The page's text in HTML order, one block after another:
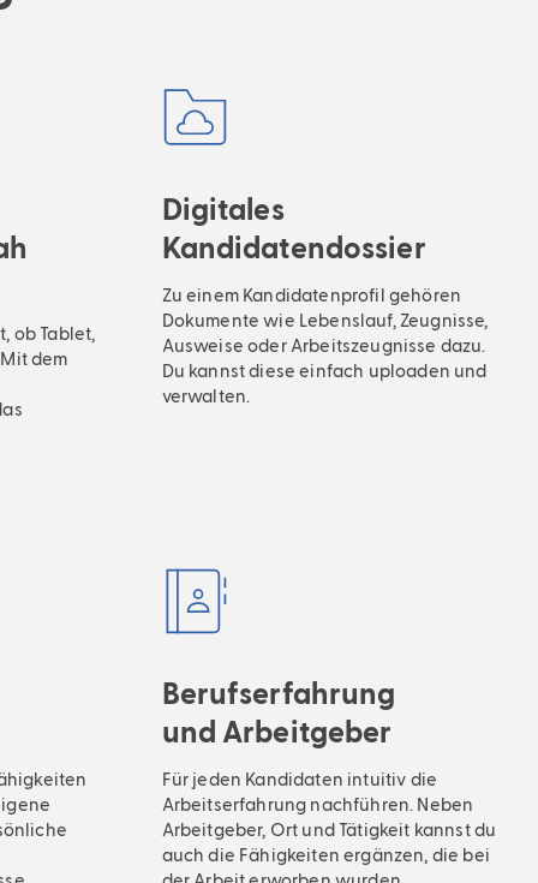
ob Tablet,
dem
Digitales
Kandidatendossier
Zu einem Kandidatenprofil gehören
Dokumente wie Lebenslauf, Zeugnisse,
Ausweise oder Arbeitszeugnisse dazu.
Du kannst diese einfach uploaden und
verwalten.
Berufserfahrung
und Arbeitgeber
Für jeden Kandidaten intuitiv die
Arbeitserfahrung nachführen. Neben
Arbeitgeber, Ort und Tätigkeit kannst du
auch die Fähigkeiten ergänzen, die bei